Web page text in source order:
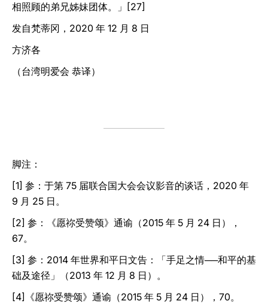
相照顾的弟兄姊妹团体。」[27]
发自梵蒂冈，2020 年 12 月 8 日
方济各
（台湾明爱会 恭译）
脚注：
[1] 参：于第 75 届联合国大会会议影音的谈话，2020 年
9 月 25 日。
[2] 参：《愿祢受赞颂》通谕（2015 年 5 月 24 日），
67。
[3] 参：2014 年世界和平日文告：「手足之情──和平的基
础及途径」（2013 年 12 月 8 日）。
[4]《愿祢受赞颂》通谕（2015 年 5 月 24 日），70。